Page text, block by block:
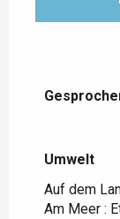
Umwelt
Umwelt
Auf dem
Am Meer :